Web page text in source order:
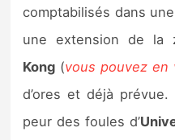
comptabilisés dans
une extension de la
Kong (vous pouvez en
d’ores et déjà
peur des foules d’